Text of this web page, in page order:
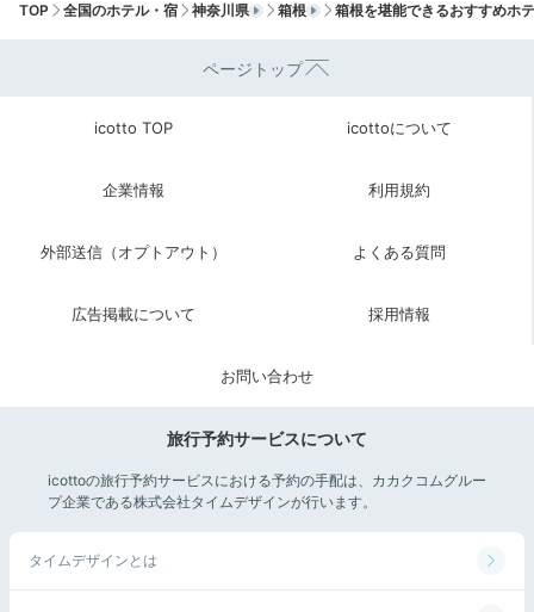
Breakfast
焼き立ての干物を
朝食も、テーブル席の食事処で頂きます。メニューは
様々なおかずを楽しめる和食膳。焼きたての香ばしい干
物が食欲をそそります。窓の外に広がる箱根の自然を眺
めながら、爽やかな朝のひと時を楽しみましょ。
TOP 全国のホテル・宿 神奈川県 箱根 箱根を堪能できるおすすめホ
ページトップ
icotto TOP icottoについて
企業情報 利用規約
外部送信（オプトアウト） よくある質問
広告掲載について 採用情報
お問い合わせ
旅行予約サービスについて
icottoの旅行予約サービスにおける予約の手配は、カカクコムグルー
プ企業である株式会社タイムデザインが行います。
タイムデザインとは